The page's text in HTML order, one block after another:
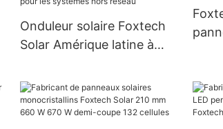
Onduleur solaire Foxtech
Solar Amérique latine à
kW 6 kW 48 V 120/240 V,
prix de gros pour les
systèmes hors réseau
W à